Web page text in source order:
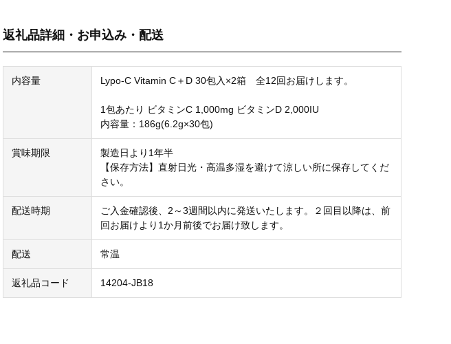
返礼品詳細・お申込み・配送
内容量 Lypo-C Vitamin C＋D 30包入×2箱 全12回お届けします。
1包あたり ビタミンC 1,000mg ビタミンD 2,000IU
内容量：186g(6.2g×30包)
賞味期限
製造日より1年半
【保存方法】直射日光・高温多湿を避けて涼しい所に保存してくだ
さい。
配送時期
ご入金確認後、2～3週間以内に発送いたします。２回目以降は、前
回お届けより1か月前後でお届け致します。
配送 常温
返礼品コード 14204-JB18